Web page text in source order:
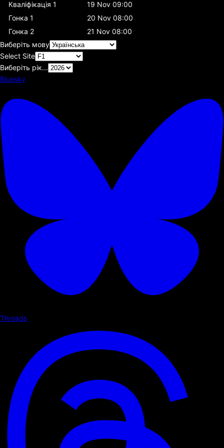
Кваліфікація 1
19 Nov 09:00
Гонка 1
20 Nov 08:00
Гонка 2
21 Nov 08:00
Виберіть мову
Select Site
Виберіть рік...
Bluesky
Threads